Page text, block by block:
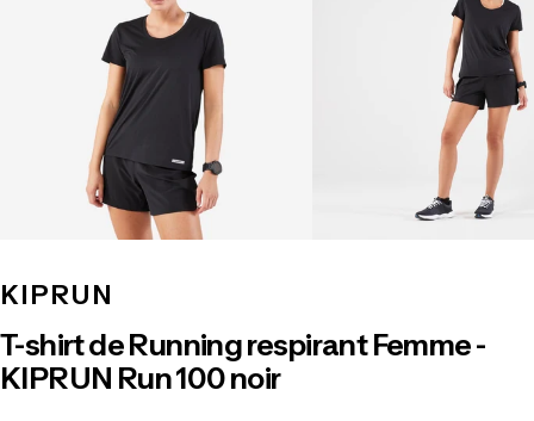
KIPRUN
T-shirt de Running respirant Femme -
KIPRUN Run 100 noir